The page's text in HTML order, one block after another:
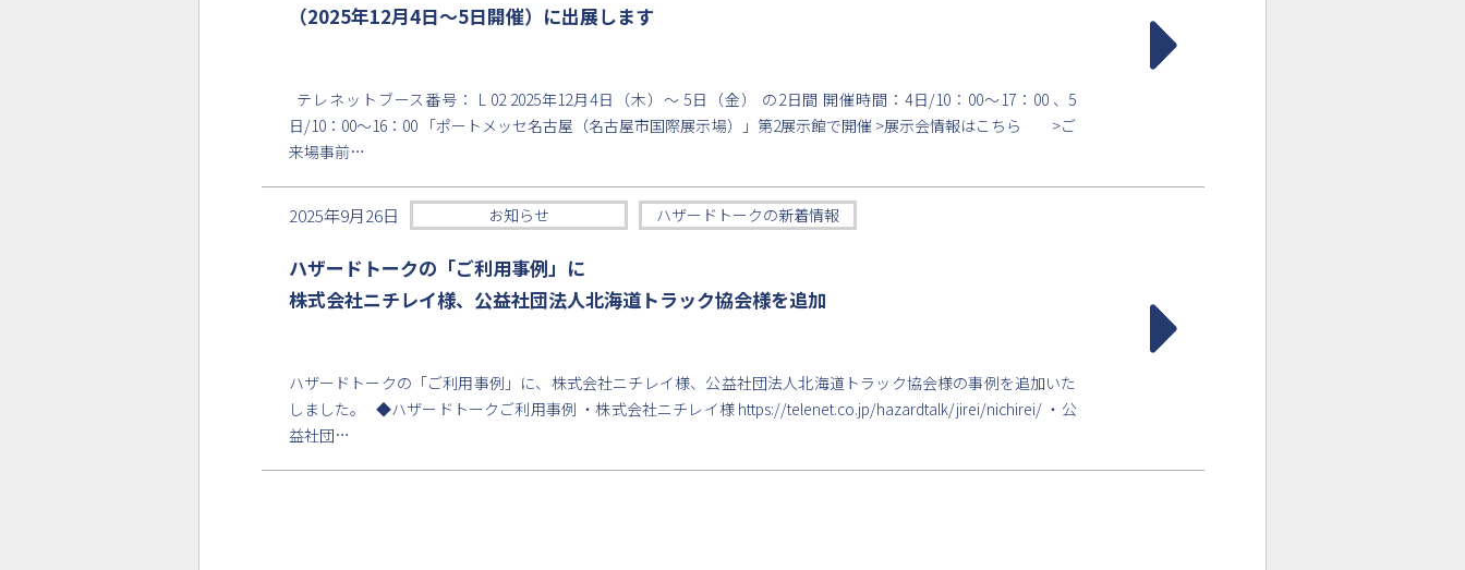
（2025年12月4日〜5日開催）に出展します
テレネットブース番号： L 02 2025年12月4日（木）〜 5日（金） の2日間 開催時間：4日/10：00～17：00 、5
日/10：00～16：00 「ポートメッセ名古屋（名古屋市国際展示場）」第2展示館で開催 >展示会情報はこちら >ご
来場事前…
2025年9月26日 お知らせ ハザードトークの新着情報
ハザードトークの「ご利用事例」に
株式会社ニチレイ様、公益社団法人北海道トラック協会様を追加
ハザードトークの「ご利用事例」に、株式会社ニチレイ様、公益社団法人北海道トラック協会様の事例を追加いた
しました。 ◆ハザードトークご利用事例 ・株式会社ニチレイ様 https://telenet.co.jp/hazardtalk/jirei/nichirei/ ・公
益社団…